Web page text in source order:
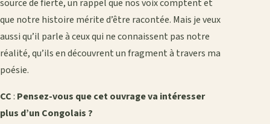
source de fierté, un rappel que nos voix comptent et
que notre histoire mérite d’être racontée. Mais je veux
aussi qu’il parle à ceux qui ne connaissent pas notre
réalité, qu’ils en découvrent un fragment à travers ma
poésie.
CC : Pensez-vous que cet ouvrage va intéresser
plus d’un Congolais ?